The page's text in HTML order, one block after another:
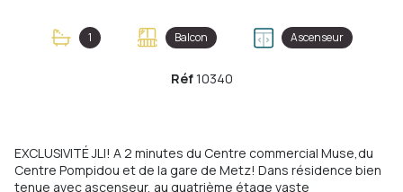
1 Balcon Ascenseur
Réf10340
EXCLUSIVITÉ JLI! A 2 minutes du Centre commercial Muse,du
Centre Pompidou et de la gare de Metz! Dans résidence bien
tenue avec ascenseur, au quatrième étage vaste